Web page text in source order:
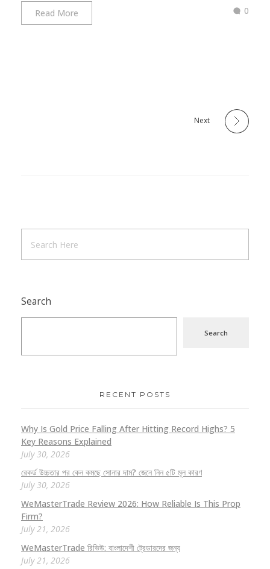
Read More 0
Next
Search
Search
RECENT POSTS
Why Is Gold Price Falling After Hitting Record Highs? 5
Key Reasons Explained
July 30, 2026
রেকর্ড উচ্চতার পর কেন কমছে সোনার দাম? জেনে নিন ৫টি মূল কারণ
July 30, 2026
WeMasterTrade Review 2026: How Reliable Is This Prop
Firm?
July 21, 2026
WeMasterTrade রিভিউ: বাংলাদেশী ট্রেডারদের জন্য
July 21, 2026